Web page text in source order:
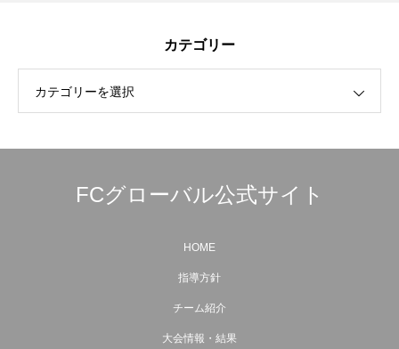
カテゴリー
カテゴリーを選択
FCグローバル公式サイト
HOME
指導方針
チーム紹介
大会情報・結果